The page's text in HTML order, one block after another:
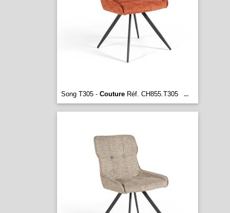
Song T305 - CoutureRéf. CH855.T305 ...